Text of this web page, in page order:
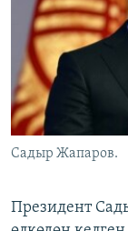
ЫҢГАЙСЫЗ
ЭЕ/АРнун
Садыр Жапаров.
Президент